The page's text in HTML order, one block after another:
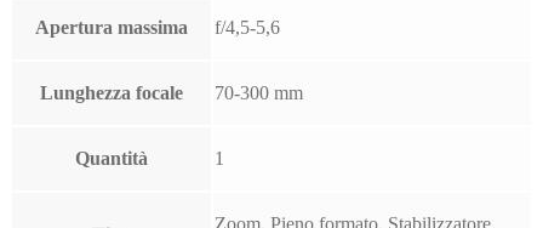
Apertura massima f/4,5-5,6
Lunghezza focale 70-300 mm
Quantità 1
Zoom, Pieno formato, Stabilizzatore